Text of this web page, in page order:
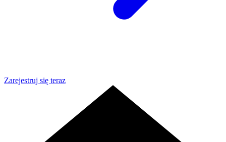
Zarejestruj się teraz